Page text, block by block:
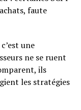
faute
une
ne se ruent
ils
les stratégies